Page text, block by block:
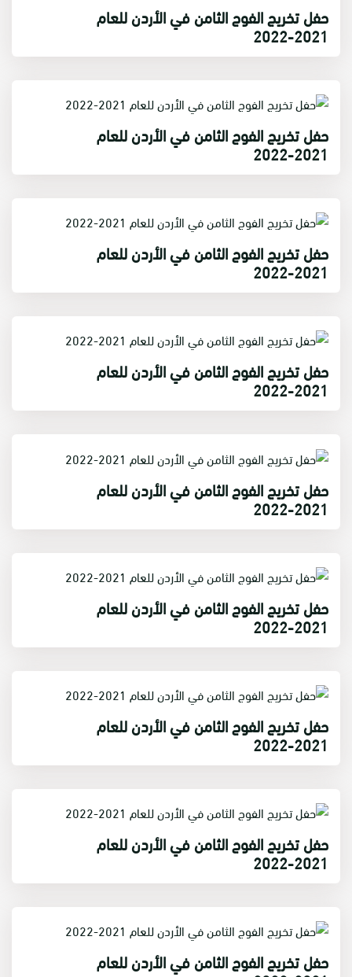
حفل تخريج الفوج الثامن في الأردن للعام
2021-2022
حفل تخريج الفوج الثامن في الأردن للعام
2021-2022
حفل تخريج الفوج الثامن في الأردن للعام
2021-2022
حفل تخريج الفوج الثامن في الأردن للعام
2021-2022
حفل تخريج الفوج الثامن في الأردن للعام
2021-2022
حفل تخريج الفوج الثامن في الأردن للعام
2021-2022
حفل تخريج الفوج الثامن في الأردن للعام
2021-2022
حفل تخريج الفوج الثامن في الأردن للعام
2021-2022
حفل تخريج الفوج الثامن في الأردن للعام